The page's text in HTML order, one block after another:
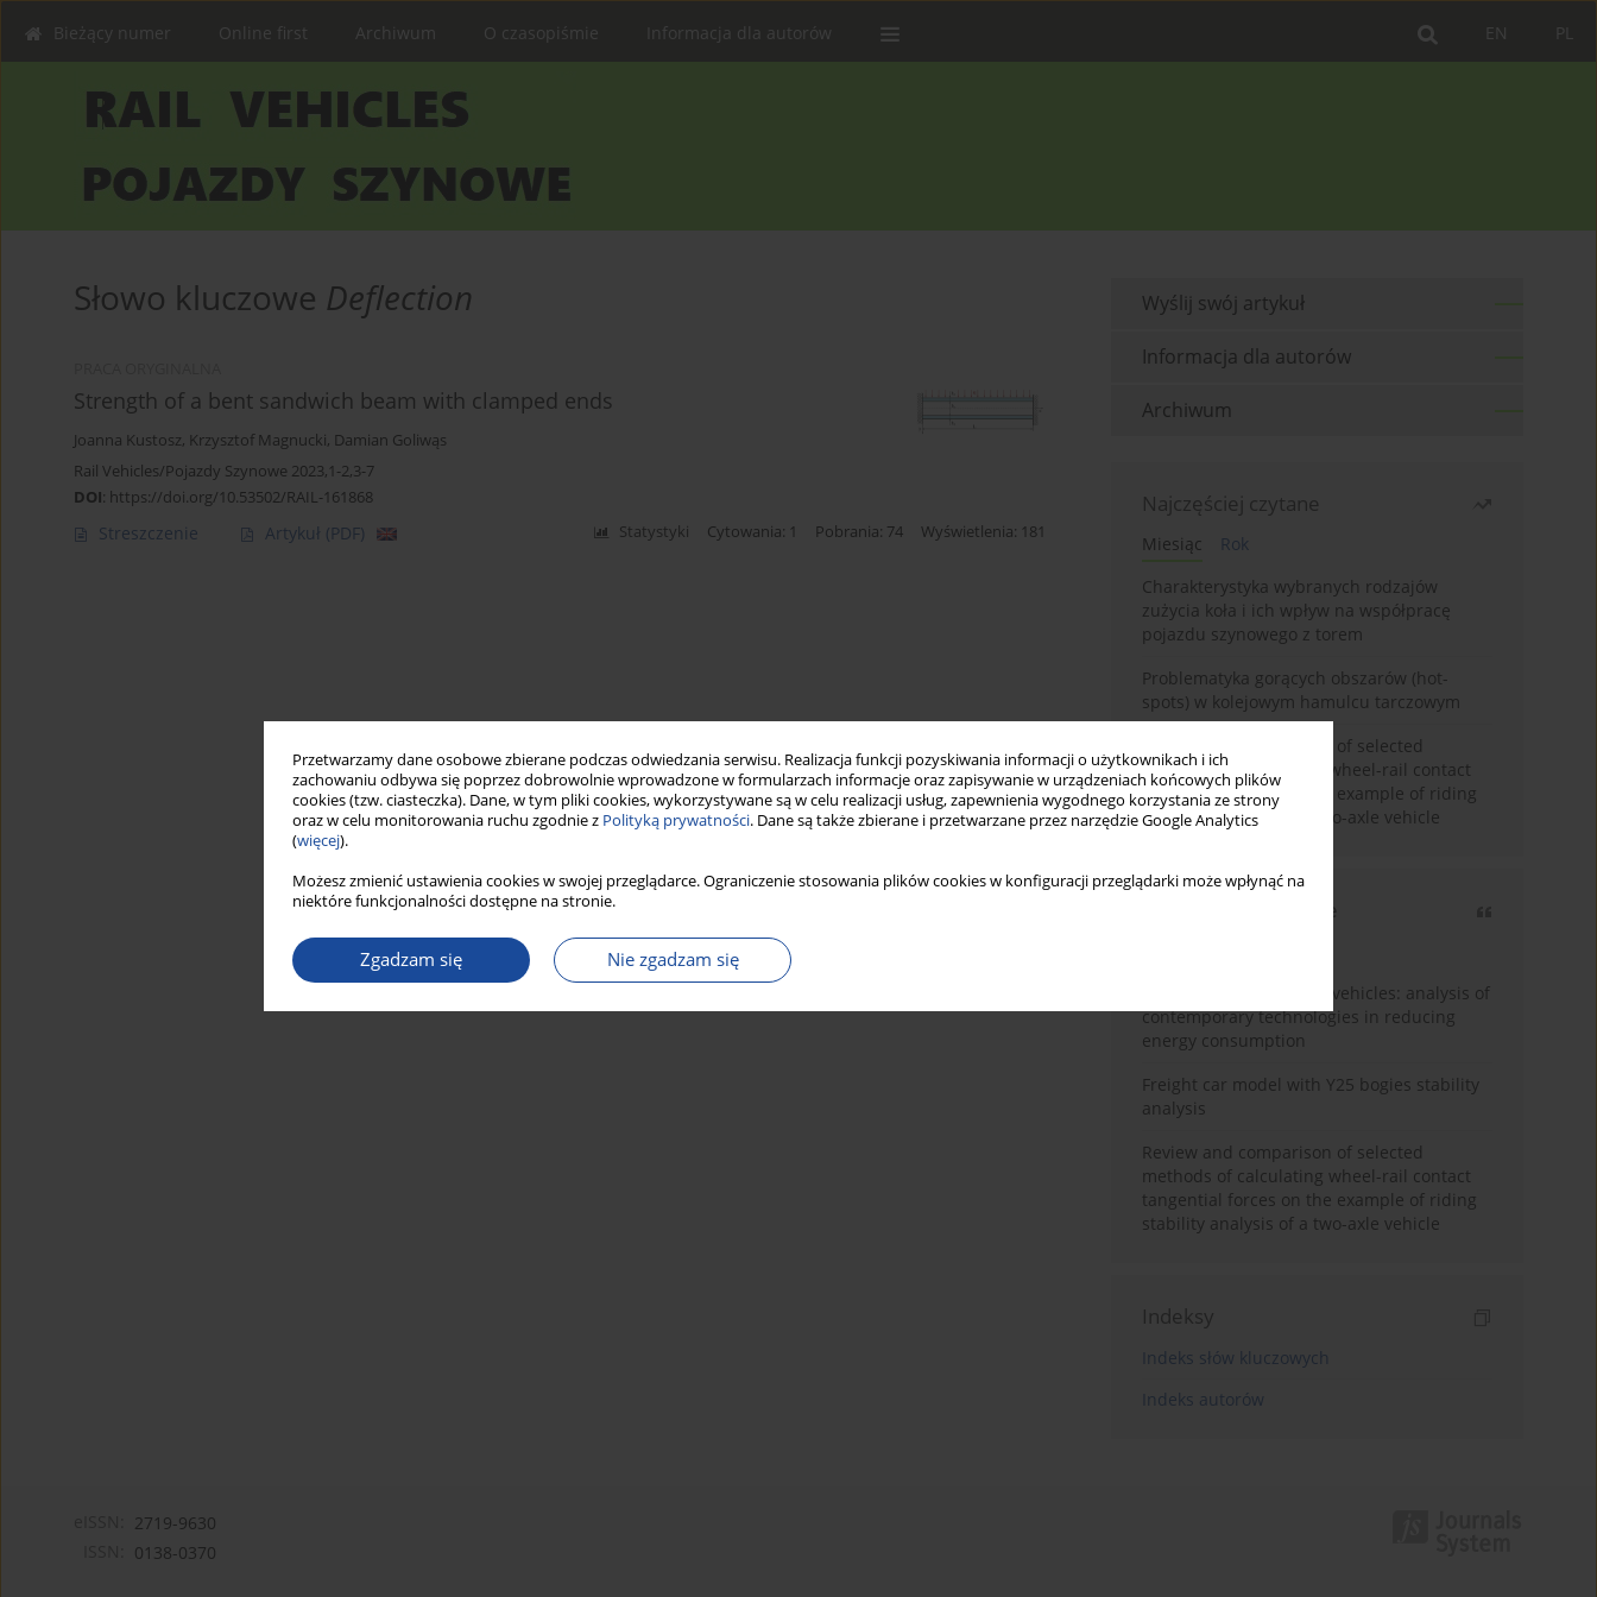
Przetwarzamy dane osobowe zbierane podczas odwiedzania serwisu. Realizacja funkcji pozyskiwania informacji o użytkownikach i ich
zachowaniu odbywa się poprzez dobrowolnie wprowadzone w formularzach informacje oraz zapisywanie w urządzeniach końcowych plików
cookies (tzw. ciasteczka). Dane, w tym pliki cookies, wykorzystywane są w celu realizacji usług, zapewnienia wygodnego korzystania ze strony
oraz w celu monitorowania ruchu zgodnie z Polityką prywatności. Dane są także zbierane i przetwarzane przez narzędzie Google Analytics
(więcej).
Możesz zmienić ustawienia cookies w swojej przeglądarce. Ograniczenie stosowania plików cookies w konfiguracji przeglądarki może wpłynąć na
niektóre funkcjonalności dostępne na stronie.
Zgadzam się Nie zgadzam się
PL
EN
Bieżący numer Online first Archiwum O czasopiśmie Informacja dla autorów
Słowo kluczowe Deflection
Strength of a bent sandwich beam with clamped ends
Joanna Kustosz, Krzysztof Magnucki, Damian Goliwąs
Rail Vehicles/Pojazdy Szynowe 2023,1-2,3-7
DOI: https://doi.org/10.53502/RAIL-161868
Streszczenie Artykuł (PDF) Statystyki Cytowania: 1 Pobrania: 74 Wyświetlenia: 181
Wyślij swój artykuł
Informacja dla autorów
Archiwum
Najczęściej czytane
Miesiąc
Rok
Charakterystyka wybranych rodzajów
zużycia koła i ich wpływ na współpracę
pojazdu szynowego z torem
Problematyka gorących obszarów (hot-
spots) w kolejowym hamulcu tarczowym
Review and comparison of selected
methods of calculating wheel-rail contact
tangential forces on the example of riding
stability analysis of a two-axle vehicle
Najczęściej cytowane
Energy efficiency in rail vehicles: analysis of
contemporary technologies in reducing
energy consumption
Freight car model with Y25 bogies stability
analysis
Review and comparison of selected
methods of calculating wheel-rail contact
tangential forces on the example of riding
stability analysis of a two-axle vehicle
Indeksy
Indeks słów kluczowych
Indeks autorów
2719-9630
0138-0370